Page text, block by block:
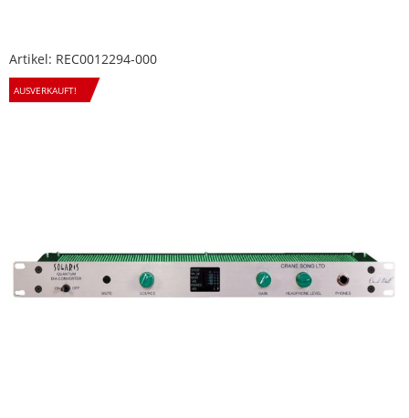
Artikel: REC0012294-000
AUSVERKAUFT!